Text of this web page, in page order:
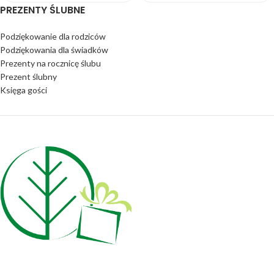
PREZENTY ŚLUBNE
Podziękowanie dla rodziców
Podziękowania dla świadków
Prezenty na rocznicę ślubu
Prezent ślubny
Księga gości